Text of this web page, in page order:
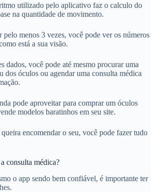
utilizado pelo aplicativo faz o calculo do
na quantidade de movimento.
pelo menos 3 vezes, você pode ver os números
está a sua visão.
dados, você pode até mesmo procurar uma
dos óculos ou agendar uma consulta médica
pode aproveitar para comprar um óculos
modelos baratinhos em seu site.
encomendar o seu, você pode fazer tudo
consulta médica?
o app sendo bem confiável, é importante ter